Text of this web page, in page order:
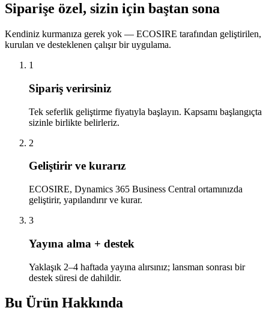
Siparişe özel, sizin için baştan sona
Kendiniz kurmanıza gerek yok — ECOSIRE tarafından geliştirilen,
kurulan ve desteklenen çalışır bir uygulama.
1
Sipariş verirsiniz
Tek seferlik geliştirme fiyatıyla başlayın. Kapsamı başlangıçta
sizinle birlikte belirleriz.
2
Geliştirir ve kurarız
ECOSIRE, Dynamics 365 Business Central ortamınızda
geliştirir, yapılandırır ve kurar.
3
Yayına alma + destek
Yaklaşık 2–4 haftada yayına alırsınız; lansman sonrası bir
destek süresi de dahildir.
Bu Ürün Hakkında